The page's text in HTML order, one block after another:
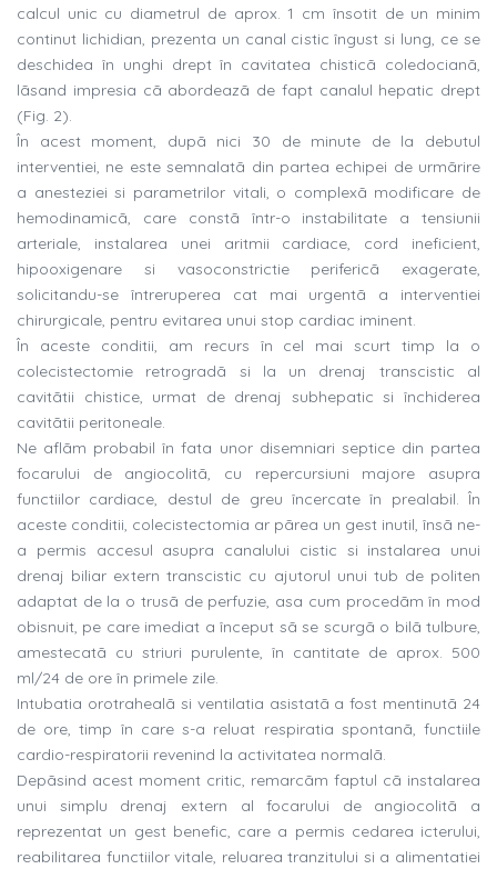
calcul unic cu diametrul de aprox. 1 cm însotit de un minim
continut lichidian, prezenta un canal cistic îngust si lung, ce se
deschidea în unghi drept în cavitatea chisticã coledocianã,
lãsand impresia cã abordeazã de fapt canalul hepatic drept
(Fig. 2).
În acest moment, dupã nici 30 de minute de la debutul
interventiei, ne este semnalatã din partea echipei de urmãrire
a anesteziei si parametrilor vitali, o complexã modificare de
hemodinamicã, care constã într-o instabilitate a tensiunii
arteriale, instalarea unei aritmii cardiace, cord ineficient,
hipooxigenare si vasoconstrictie perifericã exagerate,
solicitandu-se întreruperea cat mai urgentã a interventiei
chirurgicale, pentru evitarea unui stop cardiac iminent.
În aceste conditii, am recurs în cel mai scurt timp la o
colecistectomie retrogradã si la un drenaj transcistic al
cavitãtii chistice, urmat de drenaj subhepatic si închiderea
cavitãtii peritoneale.
Ne aflãm probabil în fata unor disemniari septice din partea
focarului de angiocolitã, cu repercursiuni majore asupra
functiilor cardiace, destul de greu încercate în prealabil. În
aceste conditii, colecistectomia ar pãrea un gest inutil, însã ne-
a permis accesul asupra canalului cistic si instalarea unui
drenaj biliar extern transcistic cu ajutorul unui tub de politen
adaptat de la o trusã de perfuzie, asa cum procedãm în mod
obisnuit, pe care imediat a început sã se scurgã o bilã tulbure,
amestecatã cu striuri purulente, în cantitate de aprox. 500
ml/24 de ore în primele zile.
Intubatia orotrahealã si ventilatia asistatã a fost mentinutã 24
de ore, timp în care s-a reluat respiratia spontanã, functiile
cardio-respiratorii revenind la activitatea normalã.
Depãsind acest moment critic, remarcãm faptul cã instalarea
unui simplu drenaj extern al focarului de angiocolitã a
reprezentat un gest benefic, care a permis cedarea icterului,
reabilitarea functiilor vitale, reluarea tranzitului si a alimentatiei